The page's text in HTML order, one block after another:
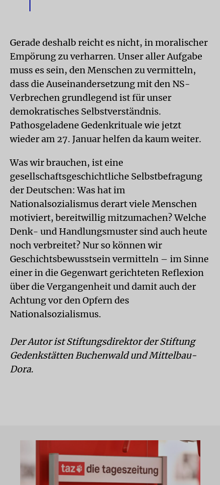
Gerade deshalb reicht es nicht, in moralischer
Empörung zu verharren. Unser aller Aufgabe
muss es sein, den Menschen zu vermitteln,
dass die Auseinandersetzung mit den NS-
Verbrechen grundlegend ist für unser
demokratisches Selbstverständnis.
Pathosgeladene Gedenkrituale wie jetzt
wieder am 27. Januar helfen da kaum weiter.
Was wir brauchen, ist eine
gesellschaftsgeschichtliche Selbstbefragung
der Deutschen: Was hat im
Nationalsozialismus derart viele Menschen
motiviert, bereitwillig mitzumachen? Welche
Denk- und Handlungsmuster sind auch heute
noch verbreitet? Nur so können wir
Geschichtsbewusstsein vermitteln – im Sinne
einer in die Gegenwart gerichteten Reflexion
über die Vergangenheit und damit auch der
Achtung vor den Opfern des
Nationalsozialismus.
Der Autor ist Stiftungsdirektor der Stiftung
Gedenkstätten Buchenwald und Mittelbau-
Dora.